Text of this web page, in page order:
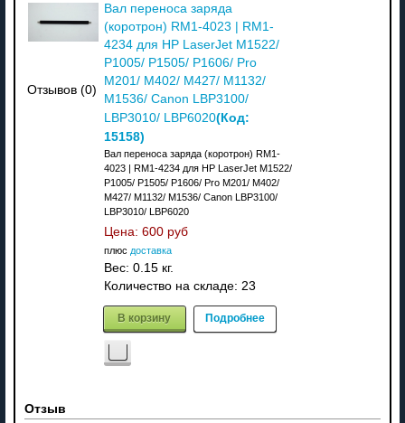
Отзывов (0)
Вал переноса заряда
(коротрон) RM1-4023 | RM1-
4234 для HP LaserJet M1522/
P1005/ P1505/ P1606/ Pro
M201/ M402/ M427/ M1132/
M1536/ Canon LBP3100/
LBP3010/ LBP6020(Код:
15158)
Вал переноса заряда (коротрон) RM1-
4023 | RM1-4234 для HP LaserJet M1522/
P1005/ P1505/ P1606/ Pro M201/ M402/
M427/ M1132/ M1536/ Canon LBP3100/
LBP3010/ LBP6020
Цена: 600 руб
плюс доставка
Вес: 0.15 кг.
Количество на складе: 23
В корзину Подробнее
Отзыв